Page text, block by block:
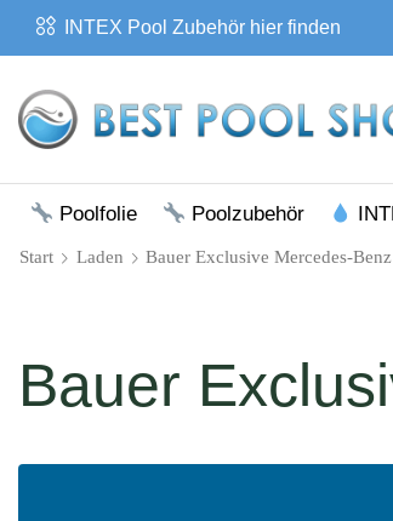
INTEX Pool Zubehör hier finden
Poolfolie Poolzubehör
Start Laden Bauer Exclusive Mercedes-
Bauer